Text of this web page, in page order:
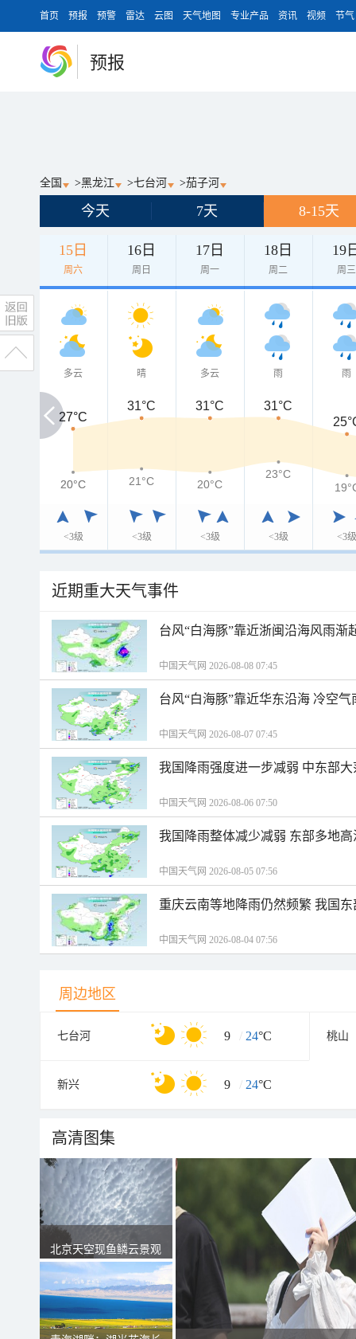
首页 预报 预警 雷达 云图 天气地图 专业产品 资讯 视频 节气
预报
全国 >黑龙江 >七台河 >茄子河
今天 7天 8-15天
15日
周六
16日
周日
17日
周一
18日
周二
19
周三
多云
<3级
晴
<3级
多云
<3级
雨
<3级
雨
<3级
27°C
27°C
31°C 31°C
31°C
20°C
20°C 21°C 20°C
23°C
近期重大天气事件
台风“白海豚”靠近浙闽沿海风雨渐
中国天气网 2026-08-08 07:45
台风“白海豚”靠近华东沿海 冷空
中国天气网 2026-08-07 07:45
我国降雨强度进一步减弱 中东部
中国天气网 2026-08-06 07:50
我国降雨整体减少减弱 东部多地
中国天气网 2026-08-05 07:56
重庆云南等地降雨仍然频繁 我国
中国天气网 2026-08-04 07:56
周边地区
七台河 9 / 24°C 桃山
新兴 9 / 24°C
高清图集
北京天空现鱼鳞云景观